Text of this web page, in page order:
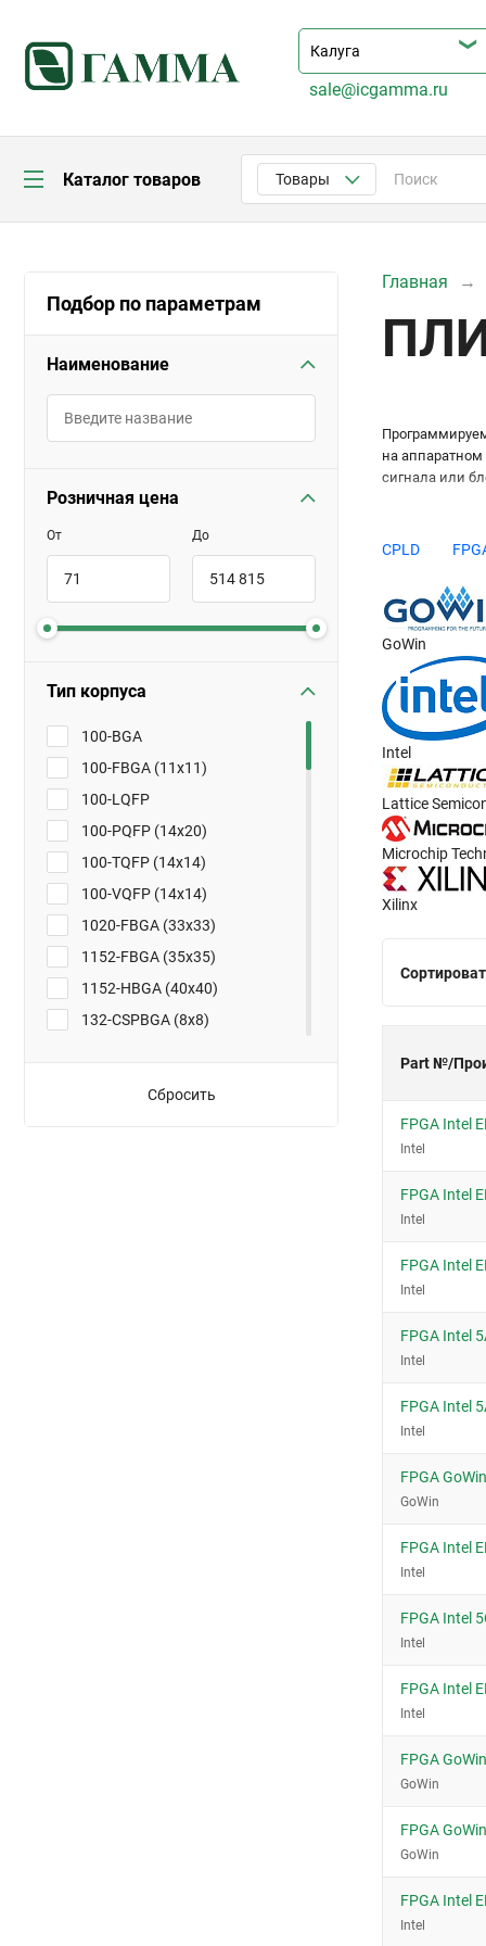
sale@icgamma.ru
Каталог товаров Товары
Подбор по параметрам
Наименование
Розничная цена
От До
Тип корпуса
100-BGA
100-FBGA (11x11)
100-LQFP
100-PQFP (14x20)
100-TQFP (14x14)
100-VQFP (14x14)
1020-FBGA (33x33)
1152-FBGA (35x35)
1152-HBGA (40x40)
132-CSPBGA (8x8)
Сбросить
Главная
на
сигнала или
Микросхемы
до 4
Complex
памяти.
Field-
У нас вы
с доставкой по
CPLD
GoWin
Intel
Lattice
Microchip
Xilinx
Part №/
FPGA Intel
Intel
FPGA Intel
Intel
FPGA Intel
Intel
FPGA Intel
Intel
FPGA Intel
Intel
FPGA
GoWin
FPGA Intel
Intel
FPGA Intel
Intel
FPGA Intel
Intel
FPGA
GoWin
FPGA
GoWin
FPGA Intel
Intel